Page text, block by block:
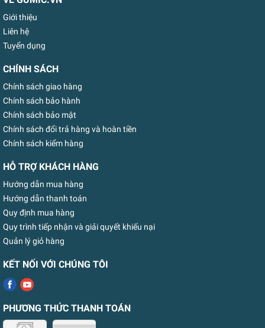
Giới thiệu
Liên hệ
Tuyển dụng
CHÍNH SÁCH
Chính sách giao hàng
Chính sách bảo hành
Chính sách bảo mật
Chính sách đổi trả hàng và hoàn tiền
Chính sách kiểm hàng
HỖ TRỢ KHÁCH HÀNG
Hướng dẫn mua hàng
Hướng dẫn thanh toán
Quy định mua hàng
Quy trình tiếp nhận và giải quyết khiếu nại
Quản lý giỏ hàng
KẾT NỐI VỚI CHÚNG TÔI
PHƯƠNG THỨC THANH TOÁN